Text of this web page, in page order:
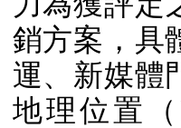
銷方案，具
運、新媒體
地理位置（